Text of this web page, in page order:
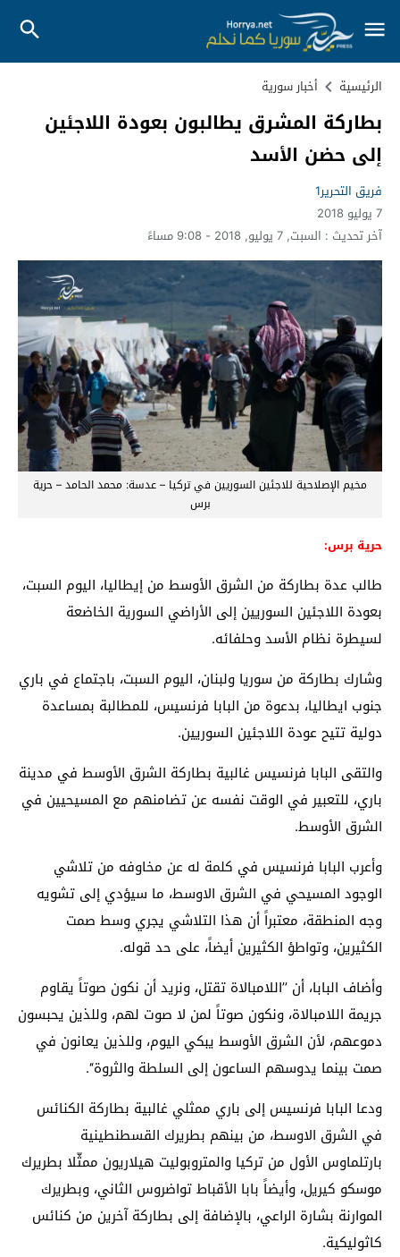
الرئيسية أخبار سورية
بطاركة المشرق يطالبون بعودة اللاجئين
إلى حضن الأسد
فريق التحرير1
7 يوليو 2018
آخر تحديث : السبت, 7 يوليو, 2018 - 9:08 مساءً
مخيم الإصلاحية للاجئين السوريين في تركيا – عدسة: محمد الحامد – حرية
برس
حرية برس:
طالب عدة بطاركة من الشرق الأوسط من إيطاليا، اليوم السبت،
بعودة اللاجئين السوريين إلى الأراضي السورية الخاضعة
لسيطرة نظام الأسد وحلفائه.
وشارك بطاركة من سوريا ولبنان، اليوم السبت، باجتماع في باري
جنوب ايطاليا، بدعوة من البابا فرنسيس، للمطالبة بمساعدة
دولية تتيح عودة اللاجئين السوريين.
والتقى البابا فرنسيس غالبية بطاركة الشرق الأوسط في مدينة
باري، للتعبير في الوقت نفسه عن تضامنهم مع المسيحيين في
الشرق الأوسط.
وأعرب البابا فرنسيس في كلمة له عن مخاوفه من تلاشي
الوجود المسيحي في الشرق الاوسط، ما سيؤدي إلى تشويه
وجه المنطقة، معتبراً أن هذا التلاشي يجري وسط صمت
الكثيرين، وتواطؤ الكثيرين أيضاً، على حد قوله.
وأضاف البابا، أن ’’اللامبالاة تقتل، ونريد أن نكون صوتاً يقاوم
جريمة اللامبالاة، ونكون صوتاً لمن لا صوت لهم، وللذين يحبسون
دموعهم، لأن الشرق الأوسط يبكي اليوم، وللذين يعانون في
صمت بينما يدوسهم الساعون إلى السلطة والثروة‘‘.
ودعا البابا فرنسيس إلى باري ممثلي غالبية بطاركة الكنائس
في الشرق الاوسط، من بينهم بطريرك القسطنطينية
بارتلماوس الأول من تركيا والمتروبوليت هيلاريون ممثّلا بطريرك
موسكو كيريل، وأيضاً بابا الأقباط تواضروس الثاني، وبطريرك
الموارنة بشارة الراعي، بالإضافة إلى بطاركة آخرين من كنائس
كاثوليكية.